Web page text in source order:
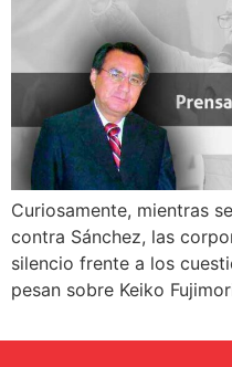
Curiosamente, mientras
contra Sánchez, las
silencio frente a los
pesan sobre Keiko